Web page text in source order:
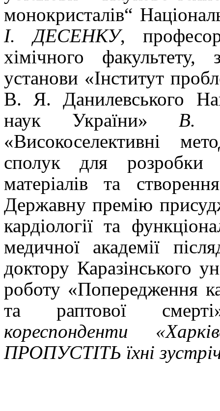
монокристалів“
І.ДЕСЕНКУ,
хімічного факультету,
установи «Інститут
В. Я. Данилевського
наук України» В.
«Високоселективні
сполук для розробки
матеріалів та
Державну премію
кардіології та
медичної академії
доктору Каразінського
роботу «Попередження
та
раптової
кореспонденти
ПРОПУСТІТЬ їхні